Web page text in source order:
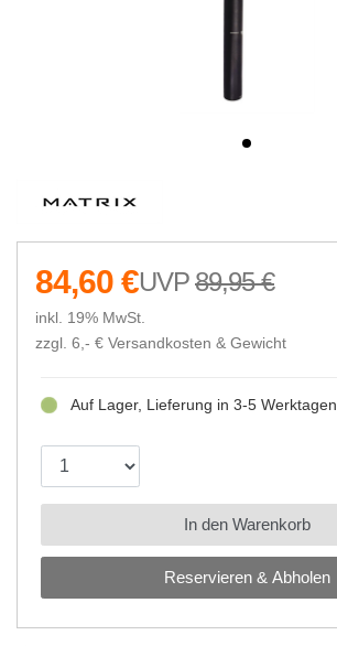
89,95 €
84,60 €
inkl. 19% MwSt.
zzgl. 6,- € Versandkosten & Gewicht
Reservieren & Abholen
Auf Lager, Lieferung in 3-5 Werktagen
In den Warenkorb